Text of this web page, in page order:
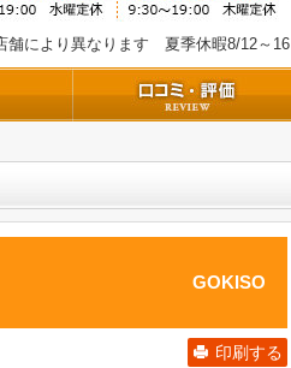
舗により異なります 夏季休暇8/12～16
GOKISO
印刷する